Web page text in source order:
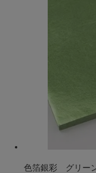
色箔銀彩 グリー